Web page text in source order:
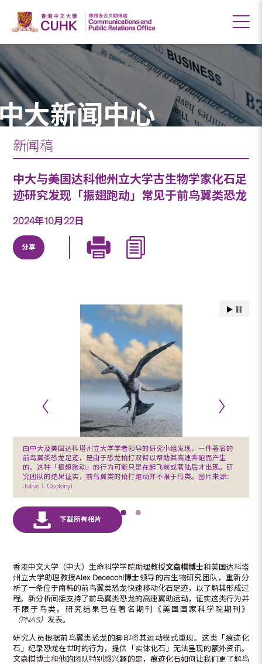
大新闻中心
新闻稿
中大与美国达科他州立大学古生物学家化石足
迹研究发现「振翅跑动」常见于前鸟翼类恐龙
2024年10月22日
分享
由中大及美国达科塔州立大学学者领导的研究小组发现，一件著名的
前鸟翼类恐龙足迹，是由于恐龙拍打双臂以帮助其高速奔跑而产生
的。这种「振翅跑动」的行为可能只是在起飞前或著陆后才出现。研
究团队的结果证实，前鸟翼类的拍打跑动并不限于鸟类。图片来源：
Julius T. Csotonyi
香港中文大学（中大）生命科学学院助理教授文嘉棋博士和美国达科塔
州立大学助理教授Alex Dececchi博士领导的古生物研究团队，重新分
析了一条位于南韩的前鸟翼类恐龙快速移动化石足迹，以了解其形成过
程。新分析间接支持了前鸟翼类恐龙的高速翼助运动，证实这类行为并
不限于鸟类。研究结果已在著名期刊《美国国家科学院期刊》
（PNAS）发表。
研究人员根据前鸟翼类恐龙的脚印将其运动模式重现。这类「痕迹化
石」纪录恐龙在世时的行为，提供「实体化石」无法呈现的额外资讯。
文嘉棋博士和他的团队特别感兴趣的是，痕迹化石如何让我们更了解鸟